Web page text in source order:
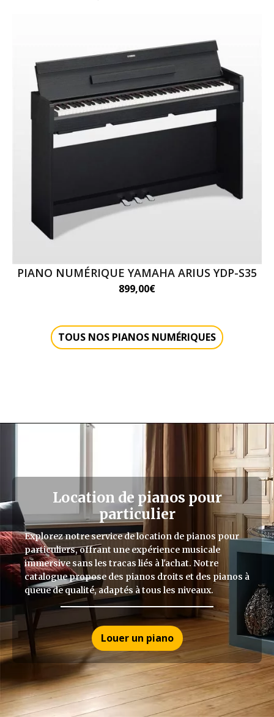
PIANO NUMÉRIQUE YAMAHA ARIUS YDP-S35
899,00€
TOUS NOS PIANOS NUMÉRIQUES
Location de pianos pour
particulier
Explorez notre service de location de pianos pour
particuliers, offrant une expérience musicale
immersive sans les tracas liés à l'achat. Notre
catalogue propose des pianos droits et des pianos à
queue de qualité, adaptés à tous les niveaux.
Louer un piano